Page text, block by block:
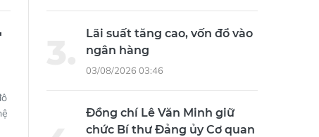
Lãi suất tăng cao, vốn đổ vào
ngân hàng
03/08/2026 03:46
Đồng chí Lê Văn Minh giữ
chức Bí thư Đảng ủy Cơ quan